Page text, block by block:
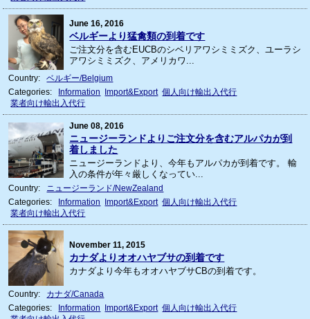
June 16, 2016
ベルギーより猛禽類の到着です
ご注文分を含むEUCBのシベリアワシミミズク、ユーラシ
アワシミミズク、アメリカワ...
Country:
ベルギー/Belgium
Categories:
Information Import&Export 個人向け輸出入代行
業者向け輸出入代行
June 08, 2016
ニュージーランドよりご注文分を含むアルパカが到
着しました
ニュージーランドより、今年もアルパカが到着です。 輸
入の条件が年々厳しくなってい...
Country:
ニュージーランド/NewZealand
Categories:
Information Import&Export 個人向け輸出入代行
業者向け輸出入代行
November 11, 2015
カナダよりオオハヤブサの到着です
カナダより今年もオオハヤブサCBの到着です。
Country:
カナダ/Canada
Categories:
Information Import&Export 個人向け輸出入代行